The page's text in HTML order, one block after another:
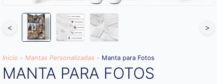
< >
Inicio » Mantas Personalizadas » Manta para Fotos
MANTA PARA FOTOS